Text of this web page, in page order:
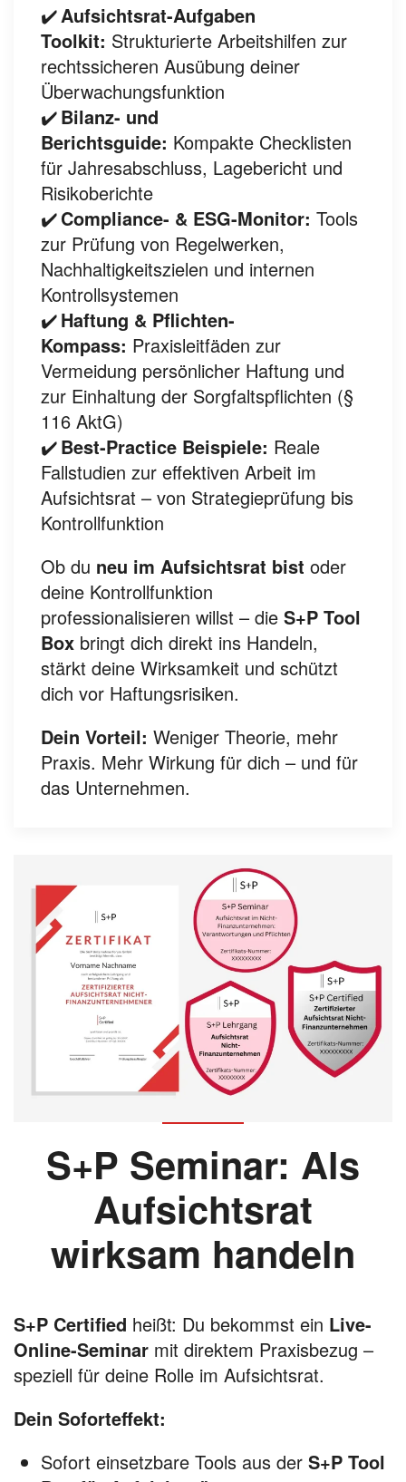
✔️Aufsichtsrat-Aufgaben
Toolkit: Strukturierte Arbeitshilfen zur
rechtssicheren Ausübung deiner
Überwachungsfunktion
✔️Bilanz- und
Berichtsguide: Kompakte Checklisten
für Jahresabschluss, Lagebericht und
Risikoberichte
✔️Compliance- & ESG-Monitor: Tools
zur Prüfung von Regelwerken,
Nachhaltigkeitszielen und internen
Kontrollsystemen
✔️Haftung & Pflichten-
Kompass: Praxisleitfäden zur
Vermeidung persönlicher Haftung und
zur Einhaltung der Sorgfaltspflichten (§
116 AktG)
✔️Best-Practice Beispiele: Reale
Fallstudien zur effektiven Arbeit im
Aufsichtsrat – von Strategieprüfung bis
Kontrollfunktion
Ob du neu im Aufsichtsrat bist oder
deine Kontrollfunktion
professionalisieren willst – die S+P Tool
Box bringt dich direkt ins Handeln,
stärkt deine Wirksamkeit und schützt
dich vor Haftungsrisiken.
Dein Vorteil: Weniger Theorie, mehr
Praxis. Mehr Wirkung für dich – und für
das Unternehmen.
S+P Seminar: Als
Aufsichtsrat
wirksam handeln
S+P Certified heißt: Du bekommst ein Live-
Online-Seminar mit direktem Praxisbezug –
speziell für deine Rolle im Aufsichtsrat.
Dein Soforteffekt:
Sofort einsetzbare Tools aus der S+P Tool